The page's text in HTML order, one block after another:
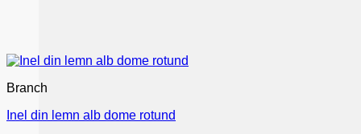
Branch
Inel din lemn alb dome rotund